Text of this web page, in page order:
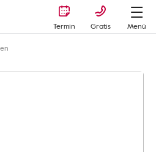
Termin Gratis
Menü